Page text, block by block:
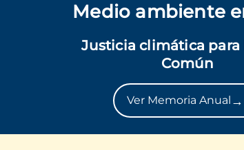
Medio ambiente
Justicia climática para
Común
Ver Memoria Anual →